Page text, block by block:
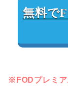
無料で
※FODプレミア